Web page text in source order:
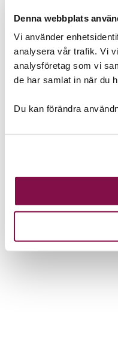
Denna webbplats
Vi använder
analysera vår trafik. Vi
analysföretag som vi
de har samlat in när du
Du kan förändra